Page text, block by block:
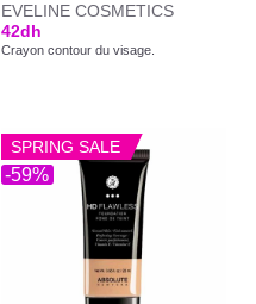
EVELINE COSMETICS
42dh
Crayon contour du visage.
-59%
SPRING SALE